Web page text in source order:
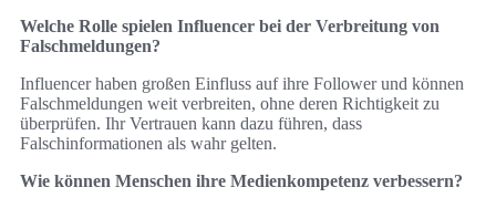
Welche Rolle spielen Influencer bei der Verbreitung von
Falschmeldungen?
Influencer haben großen Einfluss auf ihre Follower und können
Falschmeldungen weit verbreiten, ohne deren Richtigkeit zu
überprüfen. Ihr Vertrauen kann dazu führen, dass
Falschinformationen als wahr gelten.
Wie können Menschen ihre Medienkompetenz verbessern?